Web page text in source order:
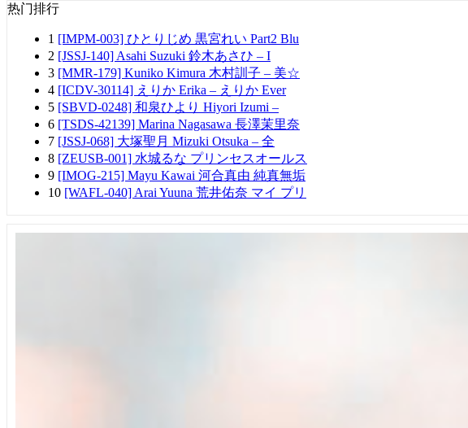
热门排行
1 [IMPM-003] ひとりじめ 黒宮れい Part2 Blu
2 [JSSJ-140] Asahi Suzuki 鈴木あさひ – I
3 [MMR-179] Kuniko Kimura 木村訓子 – 美☆
4 [ICDV-30114] えりか Erika – えりか Ever
5 [SBVD-0248] 和泉ひより Hiyori Izumi –
6 [TSDS-42139] Marina Nagasawa 長澤茉里奈
7 [JSSJ-068] 大塚聖月 Mizuki Otsuka – 全
8 [ZEUSB-001] 水城るな プリンセスオールス
9 [IMOG-215] Mayu Kawai 河合真由 純真無垢
10 [WAFL-040] Arai Yuuna 荒井佑奈 マイ プリ